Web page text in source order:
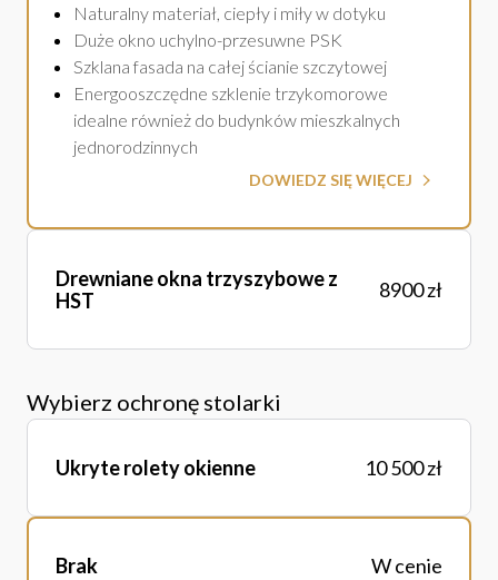
Naturalny materiał, ciepły i miły w dotyku
Duże okno uchylno-przesuwne PSK
Szklana fasada na całej ścianie szczytowej
Energooszczędne szklenie trzykomorowe
idealne również do budynków mieszkalnych
jednorodzinnych
DOWIEDZ SIĘ WIĘCEJ
Drewniane okna trzyszybowe z
HST
8900 zł
Wybierz ochronę stolarki
Ukryte rolety okienne 10 500 zł
Brak W cenie